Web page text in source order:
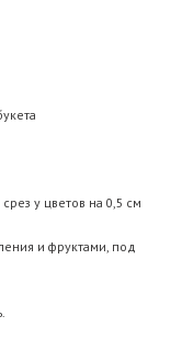
у цветов на 0,5 см
и фруктами, под